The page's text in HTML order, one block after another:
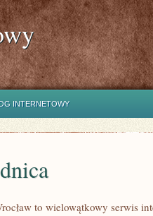
INTERNETOWY
to wielowątkowy serwis